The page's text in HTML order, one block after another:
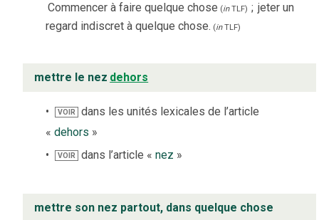
Commencer à faire quelque chose (inTLF) ; jeter un
regard indiscret à quelque chose. (inTLF)
mettre le nez dehors
VOIR
dans les unités lexicales de l’article
« dehors »
VOIR dans l’article «nez »
mettre son nez partout, dans quelque chose